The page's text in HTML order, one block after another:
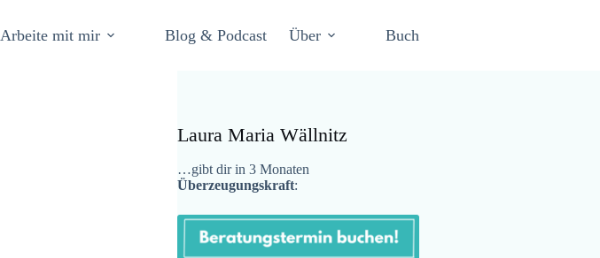
Arbeite mit mir Blog & Podcast Über Buch
Laura Maria Wällnitz
…gibt dir in 3 Monaten
Überzeugungskraft: